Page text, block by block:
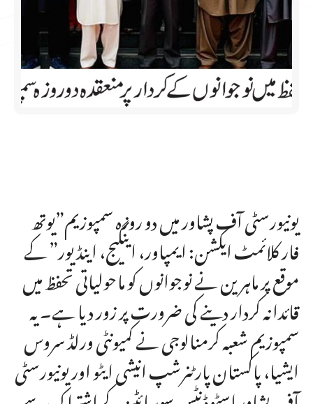
یونیورسٹی آف پشاور میں دو روزہ سمپوزیم”یوتھ
فار کلائمٹ ایکشن: ایمپاور، اینگیج، اینڈیور” کے
موقع پر ماہرین نے نوجوانوں کو ماحولیاتی تحفظ میں
قائدانہ کردار دینے کی ضرورت پر زور دیا ہے۔ یہ
سمپوزیم شعبہ کرمنالوجی نے کمیونٹی ورلڈ سروس
ایشیا، پاکستان پارٹنرشپ انیشی ایٹو اور یونیورسٹی